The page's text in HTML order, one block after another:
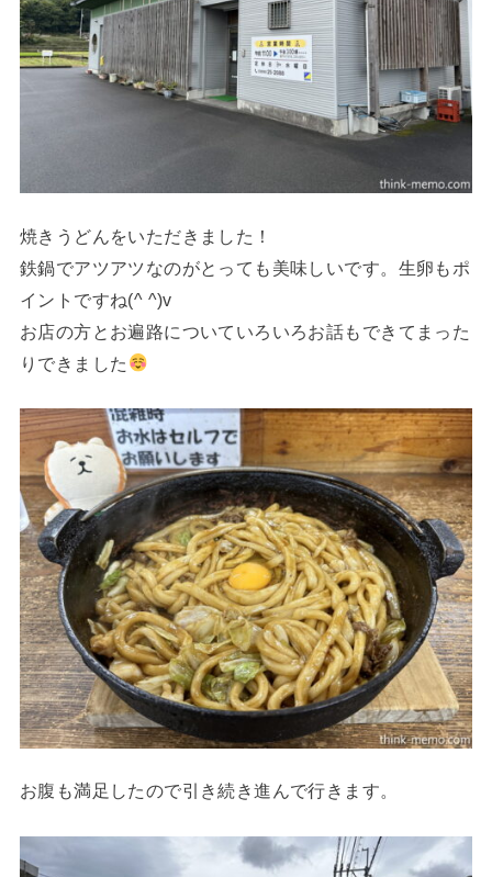
焼きうどんをいただきました！
鉄鍋でアツアツなのがとっても美味しいです。生卵もポ
イントですね(^ ^)v
お店の方とお遍路についていろいろお話もできてまった
りできました
お腹も満足したので引き続き進んで行きます。